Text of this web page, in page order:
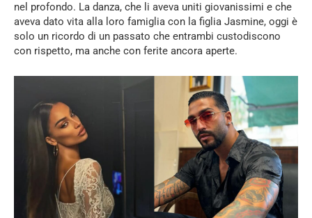
nel profondo. La danza, che li aveva uniti giovanissimi e che
aveva dato vita alla loro famiglia con la figlia Jasmine, oggi è
solo un ricordo di un passato che entrambi custodiscono
con rispetto, ma anche con ferite ancora aperte.